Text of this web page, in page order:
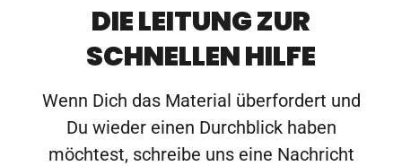
DIE LEITUNG ZUR
SCHNELLEN HILFE
Wenn Dich das Material überfordert und
Du wieder einen Durchblick haben
möchtest, schreibe uns eine Nachricht